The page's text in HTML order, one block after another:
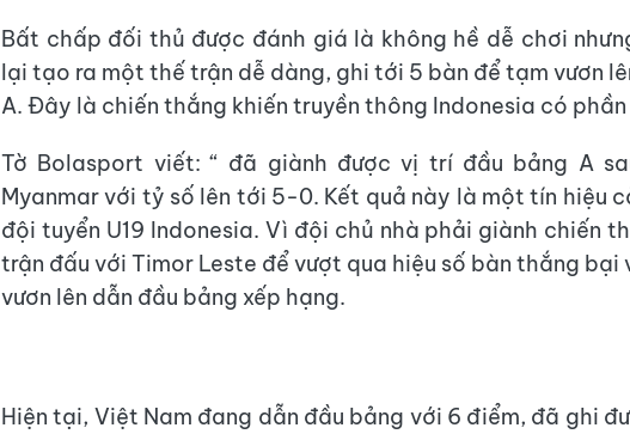
Bất chấp đối thủ được đánh giá là không hề dễ chơi
lại tạo ra một thế trận dễ dàng, ghi tới 5 bàn để tạm vươn
A. Đây là chiến thắng khiến truyền thông Indonesia có
Tờ Bolasport viết: “ đã giành được vị trí đầu bảng A
Myanmar với tỷ số lên tới 5-0. Kết quả này là một tín hiệu
đội tuyển U19 Indonesia. Vì đội chủ nhà phải giành chiến
trận đấu với Timor Leste để vượt qua hiệu số bàn thắng bại
vươn lên dẫn đầu bảng xếp hạng.
Hiện tại, Việt Nam đang dẫn đầu bảng với 6 điểm, đã ghi